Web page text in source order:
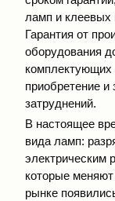
ламп и клеевых
Гарантия от
оборудования
комплектующих
приобретение
затруднений.
В настоящее
вида ламп:
электрическим
которые
рынке